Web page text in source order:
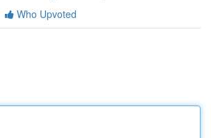
Who Upvoted